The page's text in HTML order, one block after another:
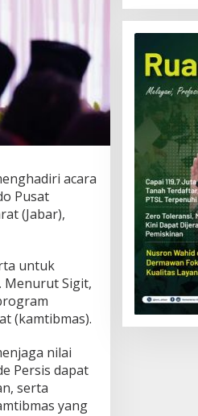
acara
Pusat
(Jabar),
untuk
Menurut Sigit,
(kamtibmas).
nilai
Persis dapat
serta
yang